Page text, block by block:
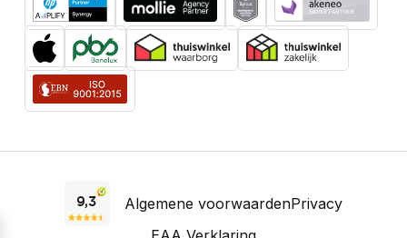
Algemene voorwaardenPrivacy